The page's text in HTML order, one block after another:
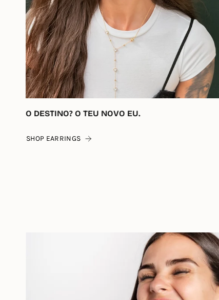
O DESTINO? O TEU NOVO EU.
SHOP EARRINGS